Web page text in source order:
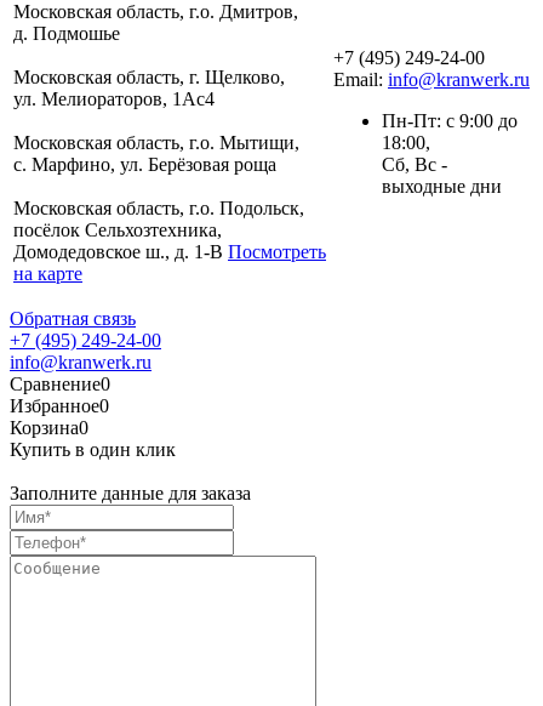
Московская область, г.о. Дмитров,
д. Подмошье
Московская область, г. Щелково,
ул. Мелиораторов, 1Ас4
Московская область, г.о. Мытищи,
с. Марфино, ул. Берёзовая роща
Московская область, г.о. Подольск,
посёлок Сельхозтехника,
Домодедовское ш., д. 1-В Посмотреть
на карте
+7 (495) 249-24-00
Email: info@kranwerk.ru
Пн-Пт: с 9:00 до
18:00,
Сб, Вс -
выходные дни
Обратная связь
+7 (495) 249-24-00
info@kranwerk.ru
Сравнение0
Избранное0
Корзина0
Купить в один клик
Заполните данные для заказа